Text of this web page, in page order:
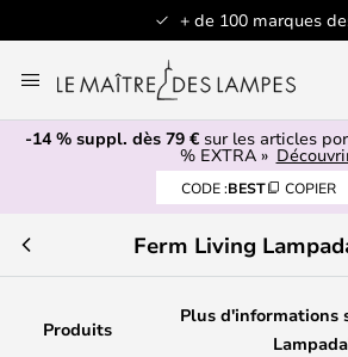
+ de 100 marques
au
contenu
-14 % suppl. dès 79 €sur les articles
% EXTRA »
CODE :BEST COPIER
Ferm Living
Produits
Plus d'informations